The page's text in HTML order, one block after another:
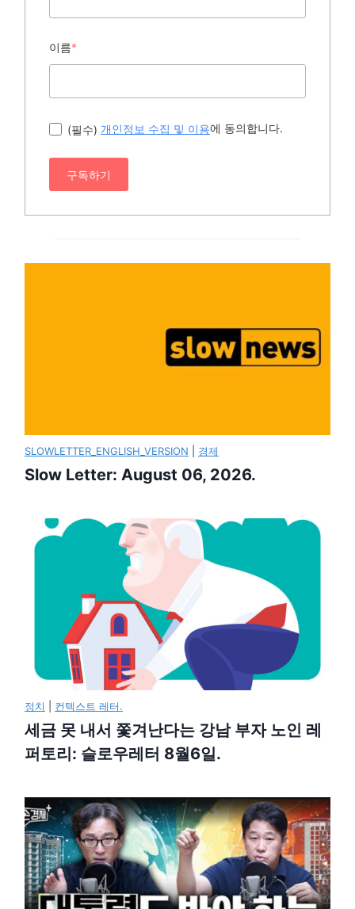
이름*
(필수) 개인정보 수집 및 이용에 동의합니다.
구독하기
SLOWLETTER_ENGLISH_VERSION 경제
Slow Letter: August 06, 2026.
정치 컨텍스트 레터.
세금 못 내서 쫓겨난다는 강남 부자 노인 레
퍼토리: 슬로우레터 8월6일.